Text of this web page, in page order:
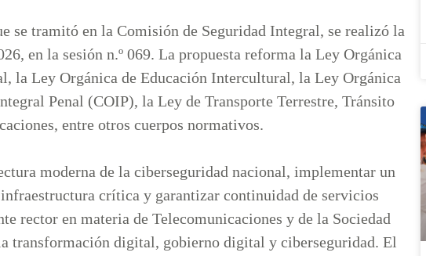
se tramitó en la Comisión de Seguridad Integral, se realizó la
en la sesión n.º 069. La propuesta reforma la Ley Orgánica
la Ley Orgánica de Educación Intercultural, la Ley Orgánica
Penal (COIP), la Ley de Transporte Terrestre, Tránsito
entre otros cuerpos normativos.
moderna de la ciberseguridad nacional, implementar un
crítica y garantizar continuidad de servicios
rector en materia de Telecomunicaciones y de la Sociedad
transformación digital, gobierno digital y ciberseguridad. El